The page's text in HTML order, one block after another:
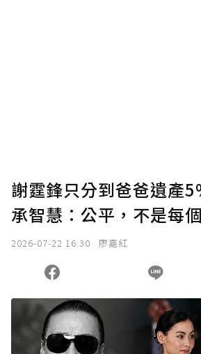
謝霆鋒只分到爸爸遺產
承智慧：公平，不是每
2026-07-22 16:30 廖嘉紅